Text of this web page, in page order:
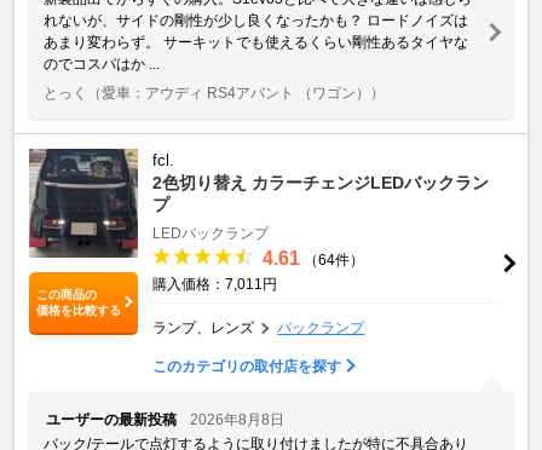
れないが、サイドの剛性が少し良くなったかも？ ロードノイズは
あまり変わらず。 サーキットでも使えるくらい剛性あるタイヤな
のでコスパはか ...
とっく
（愛車：アウディ RS4アバント （ワゴン））
この商品の
価格を比較する
fcl.
2色切り替え カラーチェンジLEDバックラン
プ
LEDバックランプ
4.61
（64件）
購入価格：7,011円
ランプ、レンズ バックランプ
このカテゴリの取付店を探す
ユーザーの最新投稿
2026年8月8日
バック/テールで点灯するように取り付けましたが特に不具合あり